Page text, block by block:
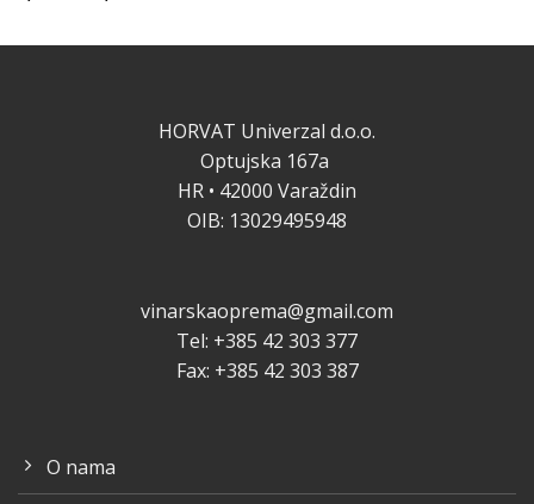
cijena:
do
HORVAT Univerzal d.o.o.
Optujska 167a
HR • 42000 Varaždin
OIB: 13029495948
vinarskaoprema@gmail.com
Tel: +385 42 303 377
Fax: +385 42 303 387
O nama